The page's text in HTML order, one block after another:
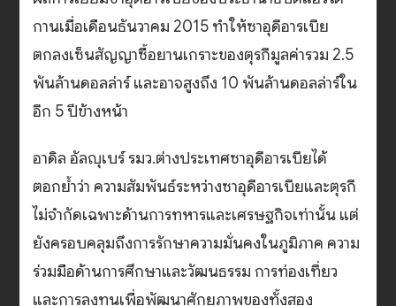
กานเมื่อเดือนธันวาคม 2015 ทำให้ซาอุดีอารเบีย
ตกลงเซ็นสัญญาซื้อยานเกราะของตุรกีมูลค่ารวม 2.5
พันล้านดอลล่าร์ และอาจสูงถึง 10 พันล้านดอลล่าร์ใน
อีก 5 ปีข้างหน้า
อาดิล อัลญุเบร์ รมว.ต่างประเทศซาอุดีอารเบียได้
ตอกย้ำว่า ความสัมพันธ์ระหว่างซาอุดีอารเบียและตุรกี
ไม่จำกัดเฉพาะด้านการทหารและเศรษฐกิจเท่านั้น แต่
ยังครอบคลุมถึงการรักษาความมั่นคงในภูมิภาค ความ
ร่วมมือด้านการศึกษาและวัฒนธรรม การท่องเที่ยว
และการลงทุนเพื่อพัฒนาศักยภาพของทั้งสอง